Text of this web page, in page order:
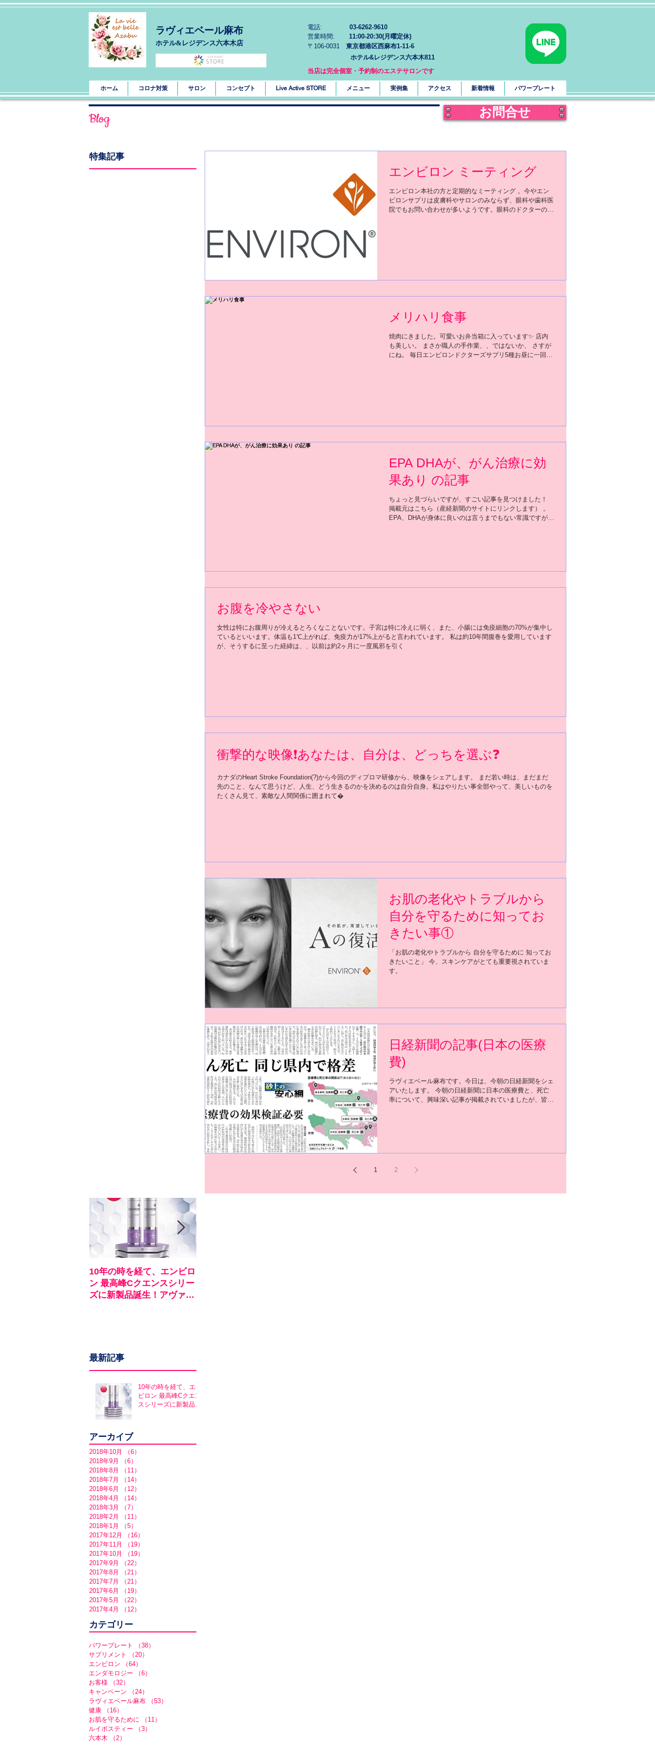
ラヴィエベール麻布
​ホテル&レジデンス六本木店
電話: 03-6262-9610
営業時間: 11:00-20:30(月曜定休)
〒106-0031 東京都港区西麻布1-11-6
ホテル&レジデンス六本木811
ホーム コロナ対策 サロン コンセプト Live Active STORE メニュー 実例集 アクセス 新着情報 パワープレート
当店は完全個室・予約制のエステサロンです
Blog お問合せ
特集記事
エンビロン ミーティング
エンビロン本社の方と定期的なミーティング 。今やエン
ビロンサプリは皮膚科やサロンのみならず、眼科や歯科医
院でもお問い合わせが多いようです。眼科のドクターのお
メリハリ食事
焼肉にきました。可愛いお弁当箱に入っています✨ 店内
も美しい。 まさか職人の手作業、、ではないか、 さすが
にね。 毎日エンビロンドクターズサプリ5種お昼に一回、
EPA DHAが、がん治療に効
果あり の記事
ちょっと見づらいですが、すごい記事を見つけました！
掲載元はこちら（産経新聞のサイトにリンクします） 。
EPA、DHAが身体に良いのは言うまでもない常識ですが、
お腹を冷やさない
女性は特にお腹周りが冷えるとろくなことないです。子宮は特に冷えに弱く、また、小腸には免疫細胞の70%が集中し
ているといいます。体温も1℃上がれば、免疫力が17%上がると言われています。 私は約10年間腹巻を愛用しています
が、そうするに至った経緯は、、以前は約2ヶ月に一度風邪を引く
衝撃的な映像❗️あなたは、自分は、どっちを選ぶ❓
カナダのHeart Stroke Foundation(?)から今回のディプロマ研修から、映像をシェアします。 まだ若い時は、まだまだ
先のこと、なんて思うけど、人生、どう生きるのかを決めるのは自分自身。私はやりたい事全部やって、美しいものを
たくさん見て、素敵な人間関係に囲まれて�
お肌の老化やトラブルから
自分を守るために知ってお
きたい事①
「お肌の老化やトラブルから 自分を守るために 知ってお
きたいこと」 今、スキンケアがとても重要視されていま
す。
日経新聞の記事(日本の医療
費)
ラヴィエベール麻布です。今日は、今朝の日経新聞をシェ
アいたします。 今朝の日経新聞に日本の医療費と、死亡
率について、興味深い記事が掲載されていましたが、皆様
1 2
10年の時を経て、エンビロ
ン 最高峰Cクエンスシリー
ズに新製品誕生！アヴァン
最新記事
10年の時を経て、エン
ビロン 最高峰Cクエン
スシリーズに新製品誕
アーカイブ
2018年10月 （6）
2018年9月
（6）
2018年8月
（11）
2018年7月
（14）
2018年6月
（12）
2018年4月
（14）
2018年3月
（7）
2018年2月
（11）
2018年1月
（5）
2017年12月
（16）
2017年11月
（19）
2017年10月
（19）
2017年9月
（22）
2017年8月
（21）
2017年7月
（21）
2017年6月
（19）
2017年5月
（22）
2017年4月
（12）
カテゴリー
パワープレート （38）
サプリメント
（20）
エンビロン
（64）
エンダモロジー
（6）
お客様
（32）
キャンペーン
（24）
ラヴィエベール麻布
（53）
健康
（16）
お肌を守るために
（11）
ルイボスティー
（3）
六本木
（2）